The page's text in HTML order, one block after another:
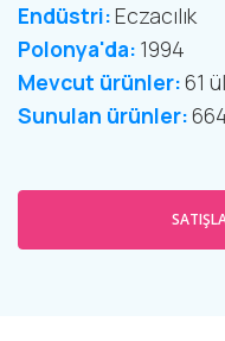
Endüstri:Eczacılık
Polonya'da: 1994
Mevcut ürünler:61
Sunulan ürünler: